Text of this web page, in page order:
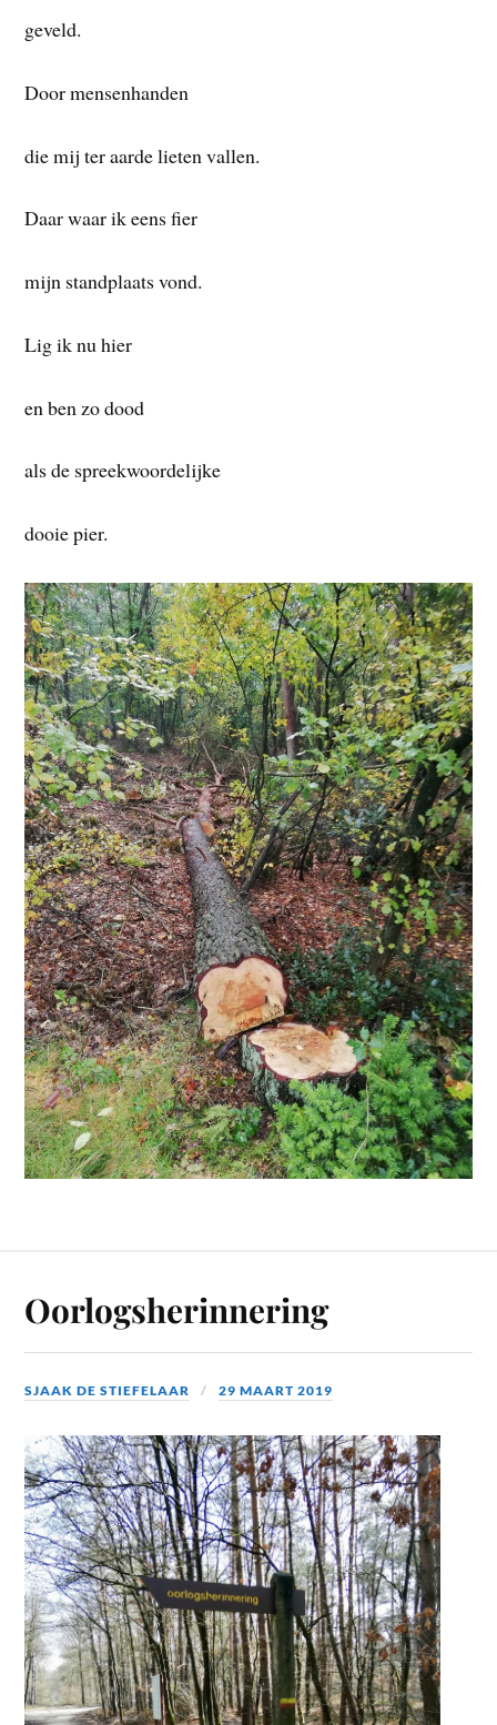
geveld.
Door mensenhanden
die mij ter aarde lieten vallen.
Daar waar ik eens fier
mijn standplaats vond.
Lig ik nu hier
en ben zo dood
als de spreekwoordelijke
dooie pier.
Oorlogsherinnering
SJAAK DE STIEFELAAR 29 MAART 2019